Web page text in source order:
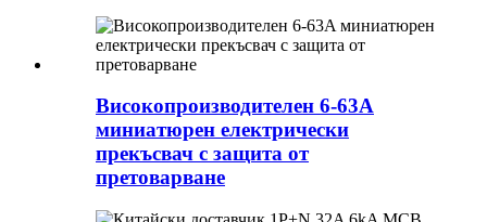
Високопроизводителен 6-63A
миниатюрен електрически
прекъсвач с защита от
претоварване